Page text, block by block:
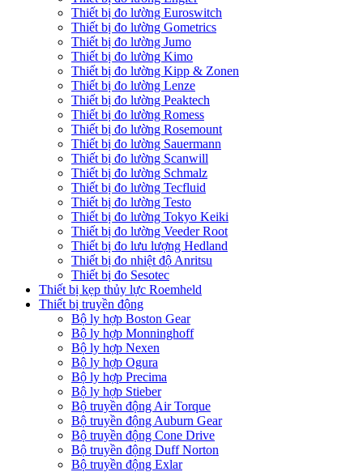
Thiết bị đo lường Euroswitch
Thiết bị đo lường Gometrics
Thiết bị đo lường Jumo
Thiết bị đo lường Kimo
Thiết bị đo lường Kipp & Zonen
Thiết bị đo lường Lenze
Thiết bị đo lường Peaktech
Thiết bị đo lường Romess
Thiết bị đo lường Rosemount
Thiết bị đo lường Sauermann
Thiết bị đo lường Scanwill
Thiết bị đo lường Schmalz
Thiết bị đo lường Tecfluid
Thiết bị đo lường Testo
Thiết bị đo lường Tokyo Keiki
Thiết bị đo lường Veeder Root
Thiết bị đo lưu lượng Hedland
Thiết bị đo nhiệt độ Anritsu
Thiết bị đo Sesotec
Thiết bị kẹp thủy lực Roemheld
Thiết bị truyền động
Bộ ly hợp Boston Gear
Bộ ly hợp Monninghoff
Bộ ly hợp Nexen
Bộ ly hợp Ogura
Bộ ly hợp Precima
Bộ ly hợp Stieber
Bộ truyền động Air Torque
Bộ truyền động Auburn Gear
Bộ truyền động Cone Drive
Bộ truyền động Duff Norton
Bộ truyền động Exlar